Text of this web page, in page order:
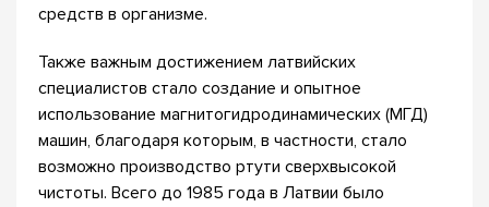
средств в организме.
Также важным достижением латвийских
специалистов стало создание и опытное
использование магнитогидродинамических (МГД)
машин, благодаря которым, в частности, стало
возможно производство ртути сверхвысокой
чистоты. Всего до 1985 года в Латвии было